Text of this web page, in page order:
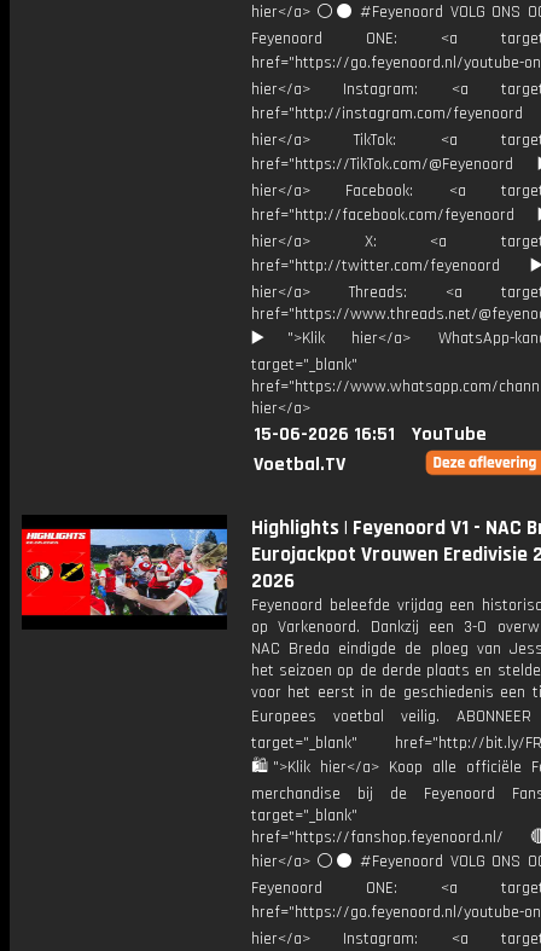
hier</a> ⚪️⚫ #Feyenoord VOLG ONS
Feyenoord ONE: <a
href="https://go.feyenoord.nl/youtube-
hier</a> Instagram: <a
href="http://instagram.com/
hier</a> TikTok: <a
href="https://TikTok.com/
hier</a> Facebook: <a
href="http://facebook.com/
hier</a> X: <a
href="http://twitter.com/
hier</a> Threads: <a
href="https://www.threads.net/
▶️">Klik hier</a> WhatsApp-
target="_blank"
href="https://www.whatsapp.com/
hier</a>
15-06-2026 16:51
YouTube
Voetbal.TV
Highlights | Feyenoord V1 - NAC
Eurojackpot Vrouwen Eredivisie
2026
Feyenoord beleefde vrijdag een
op Varkenoord. Dankzij een 3-0
NAC Breda eindigde de ploeg van
het seizoen op de derde plaats en
voor het eerst in de geschiedenis een
Europees voetbal veilig.
target="_blank" href="http://bit.ly/
🛍">Klik hier</a> Koop alle officiële
merchandise bij de Feyenoord
target="_blank"
href="https://
hier</a> ⚪️⚫ #Feyenoord VOLG ONS
Feyenoord ONE: <a
href="https://go.feyenoord.nl/youtube-
hier</a> Instagram: <a